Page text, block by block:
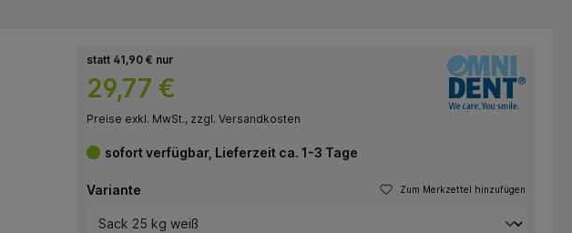
statt 41,90 € nur
29,77 €
Preise exkl. MwSt., zzgl. Versandkosten
sofort verfügbar, Lieferzeit ca. 1-3 Tage
Zum Merkzettel hinzufügen
Variante